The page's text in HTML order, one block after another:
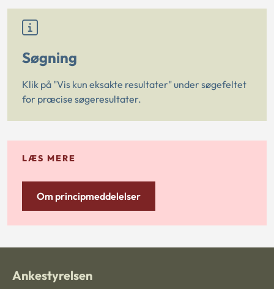
Søgning
Klik på "Vis kun eksakte resultater" under søgefeltet
for præcise søgeresultater.
LÆS MERE
Om principmeddelelser
Ankestyrelsen